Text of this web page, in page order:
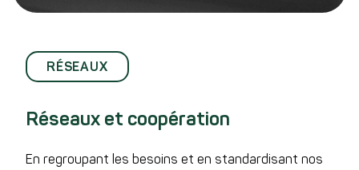
RÉSEAUX
Réseaux et coopération
En regroupant les besoins et en standardisant nos